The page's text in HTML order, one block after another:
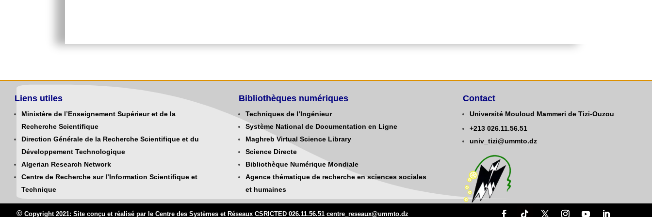
Liens utiles
Ministère de l’Enseignement Supérieur et de la
Recherche Scientifique
Direction Générale de la Recherche Scientifique et du
Développement Technologique
Algerian Research Network
Centre de Recherche sur l’Information Scientifique et
Technique
Bibliothèques numériques
Techniques de l’Ingénieur
Système National de Documentation en Ligne
Maghreb Virtual Science Library
Science Directe
Bibliothèque Numérique Mondiale
Agence thématique de recherche en sciences sociales
et humaines
Contact
Université Mouloud Mammeri de Tizi-Ouzou
+213 026.11.56.51
univ_tizi@ummto.dz
© Copyright 2021: Site conçu et réalisé par le Centre des Systèmes et Réseaux CSRICTED 026.11.56.51 centre_reseaux@ummto.dz